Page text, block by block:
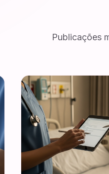
Publicações